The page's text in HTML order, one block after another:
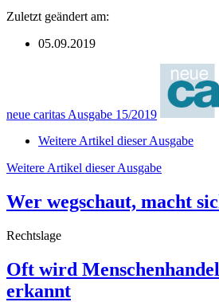
Zuletzt geändert am:
05.09.2019
neue caritas Ausgabe 15/2019
Weitere Artikel dieser Ausgabe
Weitere Artikel dieser Ausgabe
Wer wegschaut, macht
Rechtslage
Oft wird
erkannt